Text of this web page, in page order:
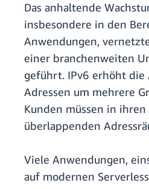
Das anhaltende
insbesondere in den
Anwendungen,
einer branchenweiten
geführt. IPv6 erhöht die
Adressen um mehrere
Kunden müssen in ihren
überlappenden
Viele Anwendungen,
auf modernen